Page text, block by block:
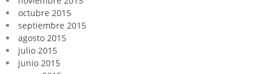
octubre 2015
septiembre 2015
agosto 2015
julio 2015
junio 2015